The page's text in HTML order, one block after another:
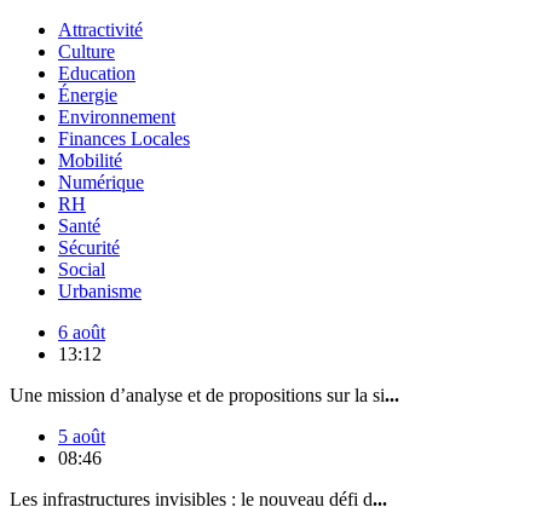
Attractivité
Culture
Education
Énergie
Environnement
Finances Locales
Mobilité
Numérique
RH
Santé
Sécurité
Social
Urbanisme
6 août
13:12
Une mission d’analyse et de propositions sur la si...
5 août
08:46
Les infrastructures invisibles : le nouveau défi d...